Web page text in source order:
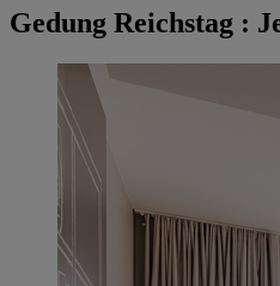
Gedung Reichstag :